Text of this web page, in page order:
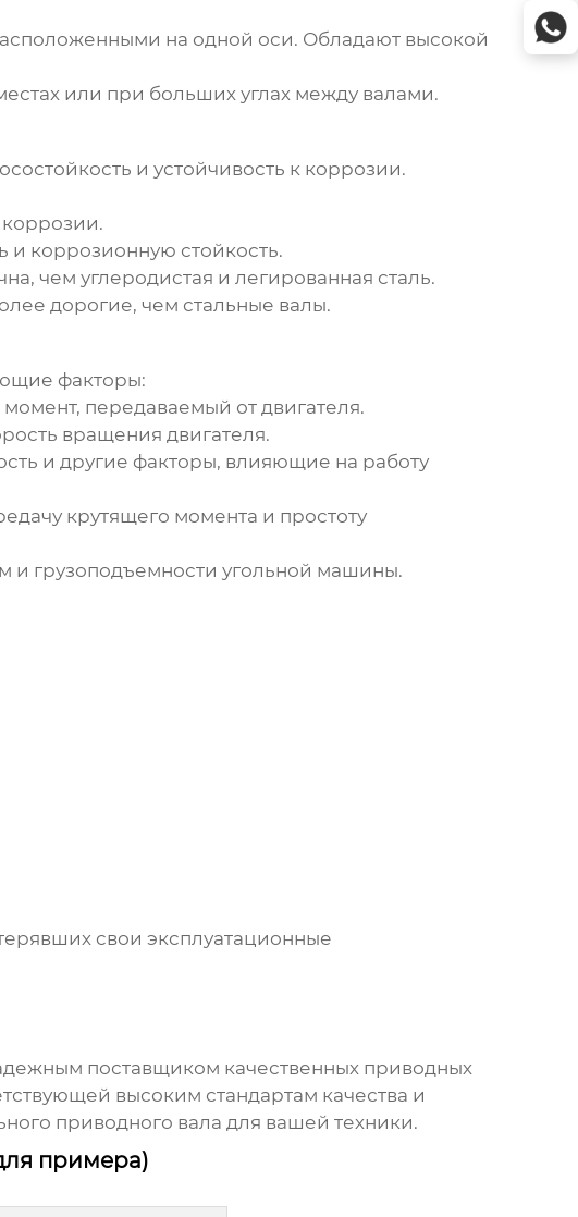
на одной оси. Обладают высокой
или при больших углах между валами.
и устойчивость к коррозии.
коррозионную стойкость.
чем углеродистая и легированная сталь.
дорогие, чем стальные валы.
факторы:
передаваемый от двигателя.
вращения двигателя.
и другие факторы, влияющие на работу
крутящего момента и простоту
и грузоподъемности угольной машины.
свои эксплуатационные
поставщиком качественных приводных
высоким стандартам качества и
приводного вала для вашей техники.
примера)